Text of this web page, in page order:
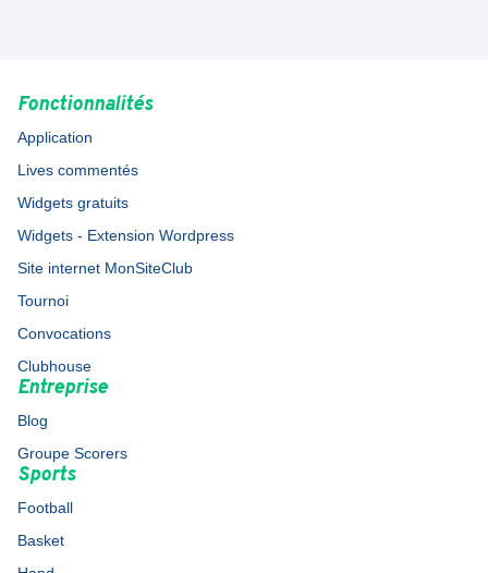
Fonctionnalités
Application
Lives commentés
Widgets gratuits
Widgets - Extension Wordpress
Site internet MonSiteClub
Tournoi
Convocations
Clubhouse
Entreprise
Blog
Groupe Scorers
Sports
Football
Basket